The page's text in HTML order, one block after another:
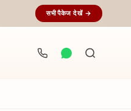
सभी पैकेज देखें →
अनुष्ठान